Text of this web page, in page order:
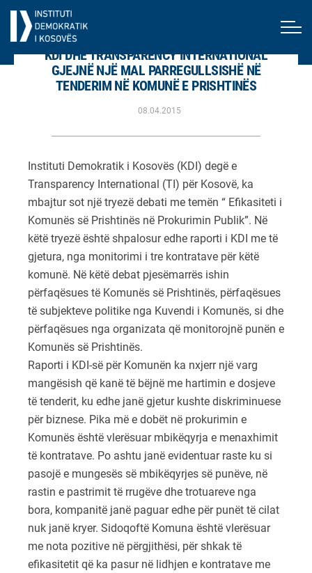
KDI DHE TRANSPARENCY INTERNATIONAL
GJEJNË NJË MAL PARREGULLSISHË NË
TENDERIM NË KOMUNË E PRISHTINËS
08.04.2015
Instituti Demokratik i Kosovës (KDI) degë e
Transparency International (TI) për Kosovë, ka
mbajtur sot një tryezë debati me temën “ Efikasiteti i
Komunës së Prishtinës në Prokurimin Publik”. Në
këtë tryezë është shpalosur edhe raporti i KDI me të
gjetura, nga monitorimi i tre kontratave për këtë
komunë. Në këtë debat pjesëmarrës ishin
përfaqësues të Komunës së Prishtinës, përfaqësues
të subjekteve politike nga Kuvendi i Komunës, si dhe
përfaqësues nga organizata që monitorojnë punën e
Komunës së Prishtinës.
Raporti i KDI-së për Komunën ka nxjerr një varg
mangësish që kanë të bëjnë me hartimin e dosjeve
të tenderit, ku edhe janë gjetur kushte diskriminuese
për biznese. Pika më e dobët në prokurimin e
Komunës është vlerësuar mbikëqyrja e menaxhimit
të kontratave. Po ashtu janë evidentuar raste ku si
pasojë e mungesës së mbikëqyrjes së punëve, në
rastin e pastrimit të rrugëve dhe trotuareve nga
bora, kompanitë janë paguar edhe për punët të cilat
nuk janë kryer. Sidoqoftë Komuna është vlerësuar
me nota pozitive në përgjithësi, për shkak të
efikasitetit që ka pasur në lidhjen e kontratave me